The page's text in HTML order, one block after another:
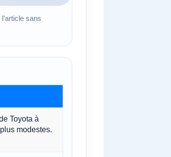
sans
Toyota à
modestes.